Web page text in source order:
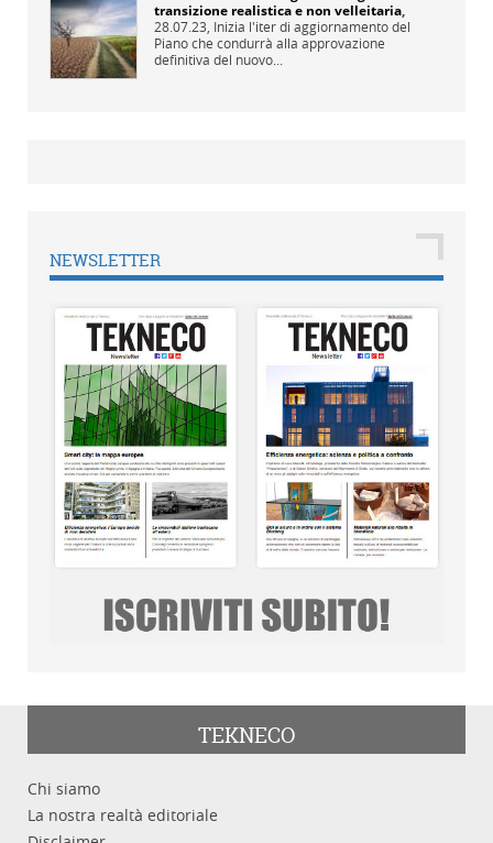
transizione realistica e non velleitaria,
28.07.23, Inizia l'iter di aggiornamento del
Piano che condurrà alla approvazione
definitiva del nuovo...
NEWSLETTER
TEKNECO
Chi siamo
La nostra realtà editoriale